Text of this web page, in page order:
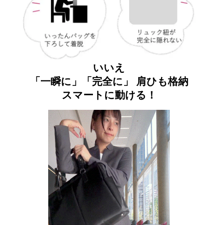
いいえ
「一瞬に」「完全に」 肩ひも格納
スマートに動ける！